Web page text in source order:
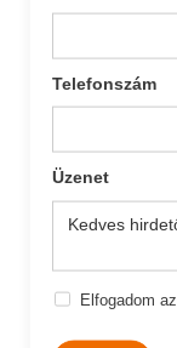
Telefonszám
Üzenet
Elfogadom az